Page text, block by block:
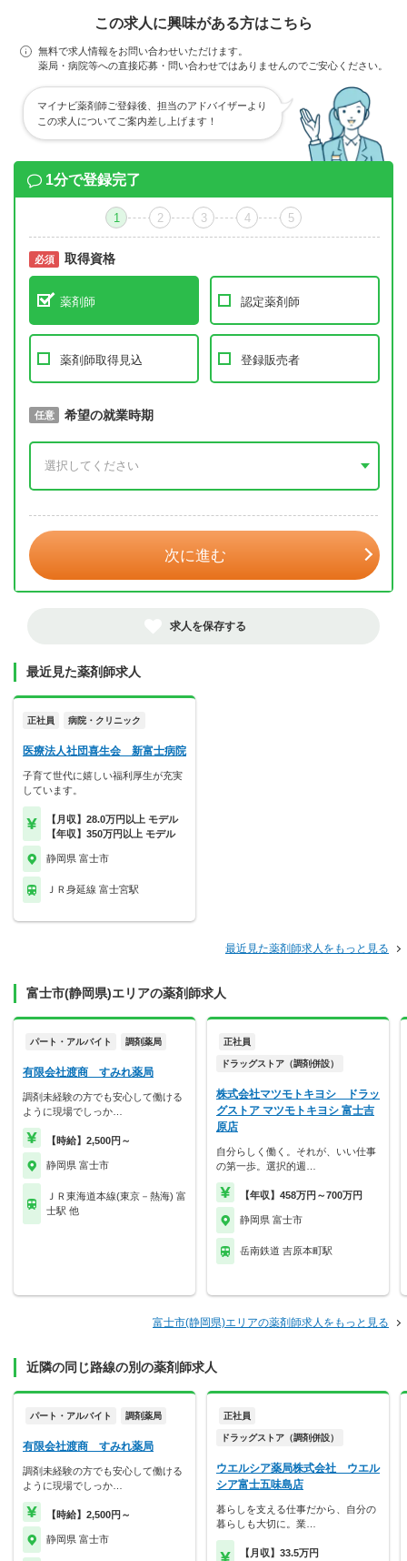
この求人に興味がある方はこちら
無料で求人情報をお問い合わせいただけます。
薬局・病院等への直接応募・問い合わせではありませんのでご安心ください。
マイナビ薬剤師ご登録後、担当のアドバイザーより
この求人についてご案内差し上げます！
1分で登録完了
1 2 3 4 5
必須 取得資格
薬剤師 認定薬剤師
薬剤師取得見込 登録販売者
必須 取得予定年
任意 希望の就業時期
次に進む
求人を保存する
最近見た薬剤師求人
正社員 病院・クリニック
医療法人社団喜生会 新富士病院
子育て世代に嬉しい福利厚生が充実
しています。
【月収】28.0万円以上 モデル
【年収】350万円以上 モデル
静岡県 富士市
ＪＲ身延線 富士宮駅
最近見た薬剤師求人をもっと見る
富士市(静岡県)エリアの薬剤師求人
パート・アルバイト 調剤薬局
有限会社渡商 すみれ薬局
調剤未経験の方でも安心して働ける
ように現場でしっか…
【時給】2,500円～
静岡県 富士市
ＪＲ東海道本線(東京－熱海) 富
士駅 他
正社員
ドラッグストア（調剤併設）
株式会社マツモトキヨシ ドラッ
グストア マツモトキヨシ 富士吉
原店
自分らしく働く。それが、いい仕事
の第一歩。選択的週…
【年収】458万円～700万円
静岡県 富士市
岳南鉄道 吉原本町駅
富士市(静岡県)エリアの薬剤師求人をもっと見る
近隣の同じ路線の別の薬剤師求人
パート・アルバイト 調剤薬局
有限会社渡商 すみれ薬局
調剤未経験の方でも安心して働ける
ように現場でしっか…
【時給】2,500円～
静岡県 富士市
正社員
ドラッグストア（調剤併設）
ウエルシア薬局株式会社 ウエル
シア富士五味島店
暮らしを支える仕事だから、自分の
暮らしも大切に。業…
【月収】33.5万円